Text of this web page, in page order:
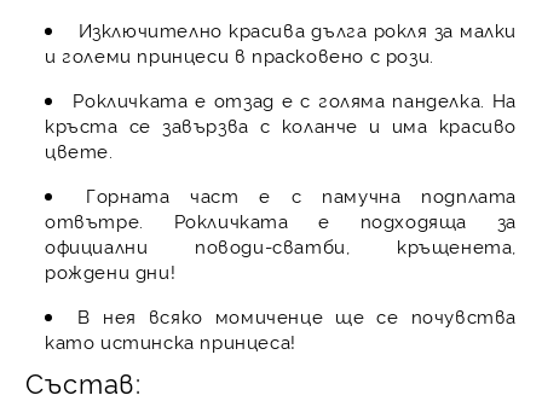
Изключително красива дълга рокля за малки
и големи принцеси в прасковено с рози.
Рокличката е отзад е с голяма панделка. На
кръста се завързва с коланче и има красиво
цвете.
Горната част е с памучна подплата
отвътре. Рокличката е подходяща за
официални поводи-сватби, кръщенета,
рождени дни!
В нея всяко момиченце ще се почувства
като истинска принцеса!
Състав: